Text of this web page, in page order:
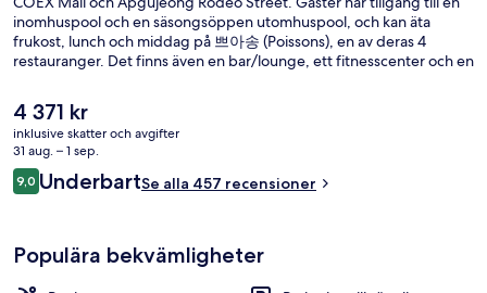
inomhuspool och en säsongsöppen utomhuspool, och kan äta
frukost, lunch och middag på 쁘아송 (Poissons), en av deras 4
restauranger. Det finns även en bar/lounge, ett fitnesscenter och en
minuter att gå och till Sinsa station är det 11 minuter.
Det
nuvarande
priset
är
4 371 kr
4 371 kr
inklusive skatter och avgifter
31 aug. – 1 sep.
Recensioner
9,09,0 av 10,
UnderbartSe alla 457 recensioner
Populära bekvämligheter